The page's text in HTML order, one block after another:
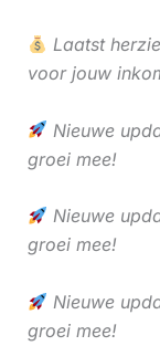
Laatst
voor jouw
Nieuwe
groei mee!
Nieuwe
groei mee!
Nieuwe
groei mee!